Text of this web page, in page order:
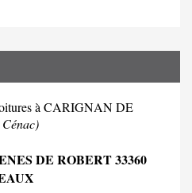
à CARIGNAN DE
DE ROBERT 33360